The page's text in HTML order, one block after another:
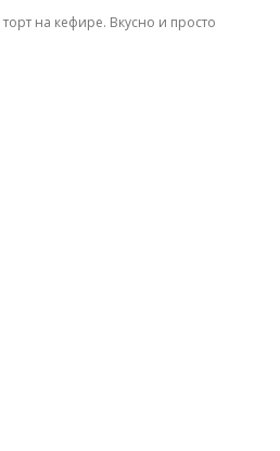
на кефире. Вкусно и просто